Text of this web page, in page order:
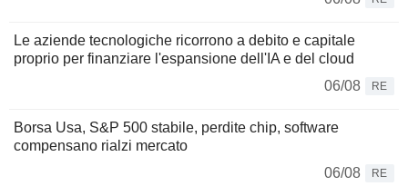
Le aziende tecnologiche ricorrono a debito e capitale
proprio per finanziare l'espansione dell'IA e del cloud
06/08
RE
Borsa Usa, S&P 500 stabile, perdite chip, software
compensano rialzi mercato
06/08
RE